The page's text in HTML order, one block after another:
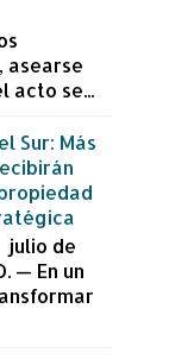
asearse
acto se...
Sur: Más
julio de
— En un